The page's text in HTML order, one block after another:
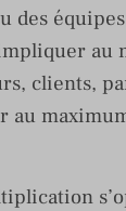
des
au
clients,
au